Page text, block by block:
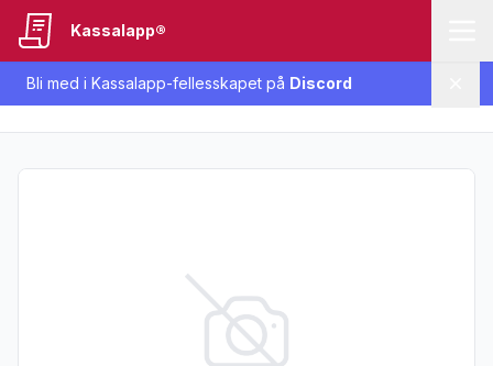
Bli med i Kassalapp-fellesskapet på Discord
Kassalapp®